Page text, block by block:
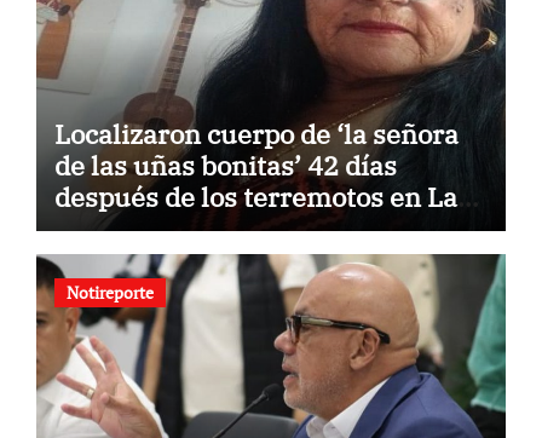
Localizaron cuerpo de ‘la señora
de las uñas bonitas’ 42 días
después de los terremotos en La
Guaira
Notireporte